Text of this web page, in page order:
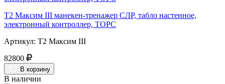
Т2 Максим III манекен-тренажер СЛР, табло настенное,
электронный контроллер, ТОРС
Артикул: Т2 Максим III
82800
В корзину
В наличии